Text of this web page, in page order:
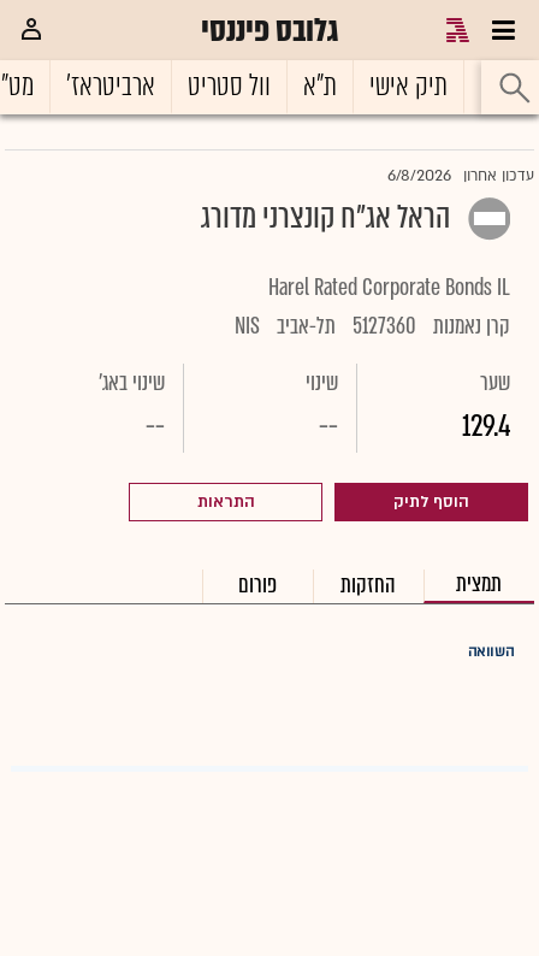
גלובס פיננסי
ראשי תיק אישי ת"א וול סטריט ארביטראז'
עדכון אחרון 6/8/2026
הראל אג"ח קונצרני מדורג
Harel Rated Corporate Bonds IL
קרן נאמנות 5127360 תל-אביב NIS
שער
129.4
שינוי
--
שינוי באג'
--
הוסף לתיק התראות
תמצית החזקות פורום
השוואה